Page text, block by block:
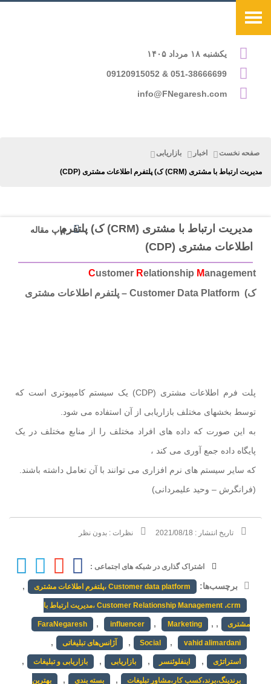
یکشنبه ۱۸ مرداد ۱۴۰۵
051-38666699 & 09120915052
info@FNegaresh.com
صفحه نخست اخبار بازاریابی
مدیریت ارتباط با مشتری (CRM) ک) پلتفرم اطلاعات مشتری (CDP)
مدیریت ارتباط با مشتری (CRM) ک) پلتفرم
اطلاعات مشتری (CDP)
چاپ مقاله
Customer Relationship Management
ک) Customer Data Platform – پلتفرم اطلاعات مشتری
پلت فرم اطلاعات مشتری (CDP) یک سیستم کامپیوتری است که
توسط بخشهای مختلف بازاریابی از آن استفاده می شود.
به این صورت که داده های افراد مختلف را از منابع مختلف در یک
پایگاه داده جمع آوری می کند ،
که سایر سیستم های نرم افزاری می توانند با آن تعامل داشته باشند.
(فرانگرش – وحید علیمردانی)
تاریخ انتشار : 2021/08/18 نظرات : بدون نظر
اشتراک گذاری در شبکه های اجتماعی :
برچسب‌ها: Customer data platform ،پلتفرم اطلاعات مشتری ,
Customer Relationship Management ،crm ،مدیریت ارتباط با
مشتری ,
FaraNegaresh , influencer , Marketing ,
Social , vahid alimardani
, آژانس‌های تبلیغاتی ,
استراتژی , اینفلوئنسر , بازاریابی , بازاریابی و تبلیغات ,
برندینگ،برند،کسب کار،مشاور تبلیغات , بسته بندی , بهترین